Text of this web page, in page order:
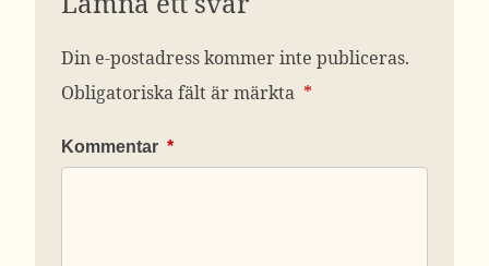
Din e-postadress kommer inte publiceras.
Obligatoriska fält är märkta *
Kommentar *